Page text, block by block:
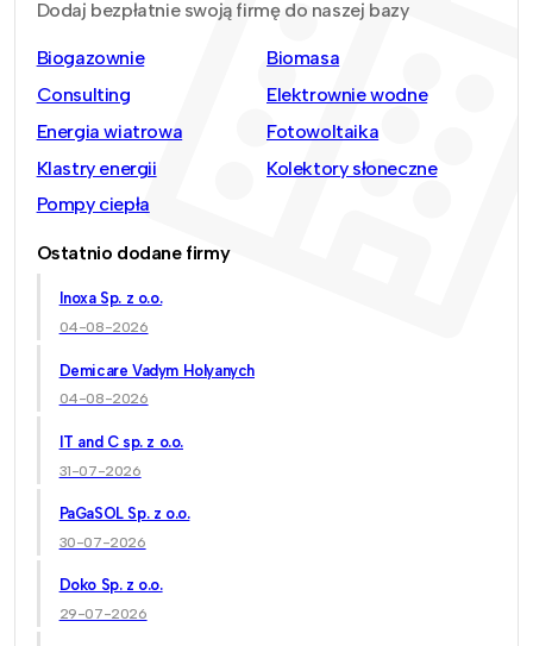
Dodaj bezpłatnie swoją firmę do naszej bazy
Biogazownie
Biomasa
Consulting
Elektrownie wodne
Energia wiatrowa
Fotowoltaika
Klastry energii
Kolektory słoneczne
Pompy ciepła
Ostatnio dodane firmy
Inoxa Sp. z o.o.
04-08-2026
Demicare Vadym Holyanych
04-08-2026
IT and C sp. z o.o.
31-07-2026
PaGaSOL Sp. z o.o.
30-07-2026
Doko Sp. z o.o.
29-07-2026